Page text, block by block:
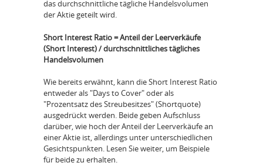
das durchschnittliche tägliche Handelsvolumen
der Aktie geteilt wird.
Short Interest Ratio = Anteil der Leerverkäufe
(Short Interest) / durchschnittliches tägliches
Handelsvolumen
Wie bereits erwähnt, kann die Short Interest Ratio
entweder als "Days to Cover" oder als
"Prozentsatz des Streubesitzes" (Shortquote)
ausgedrückt werden. Beide geben Aufschluss
darüber, wie hoch der Anteil der Leerverkäufe an
einer Aktie ist, allerdings unter unterschiedlichen
Gesichtspunkten. Lesen Sie weiter, um Beispiele
für beide zu erhalten.